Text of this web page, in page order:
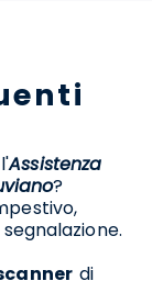
Assistenza
?
di